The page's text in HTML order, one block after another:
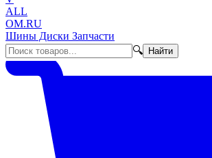
ALL
OM.RU
Шины Диски Запчасти
🔍
Найти